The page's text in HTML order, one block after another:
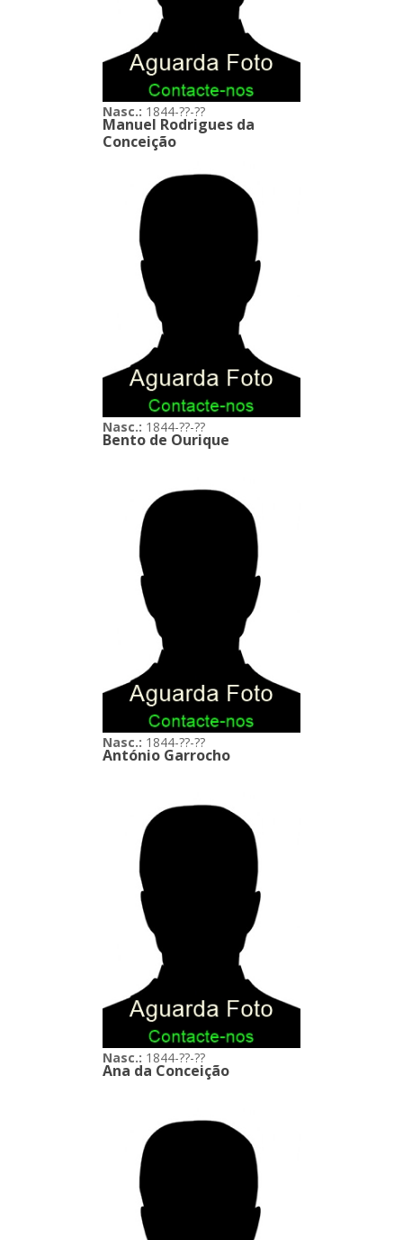
Nasc.: 1844-??-??
Manuel Rodrigues da
Conceição
Nasc.: 1844-??-??
Bento de Ourique
Nasc.: 1844-??-??
António Garrocho
Nasc.: 1844-??-??
Ana da Conceição